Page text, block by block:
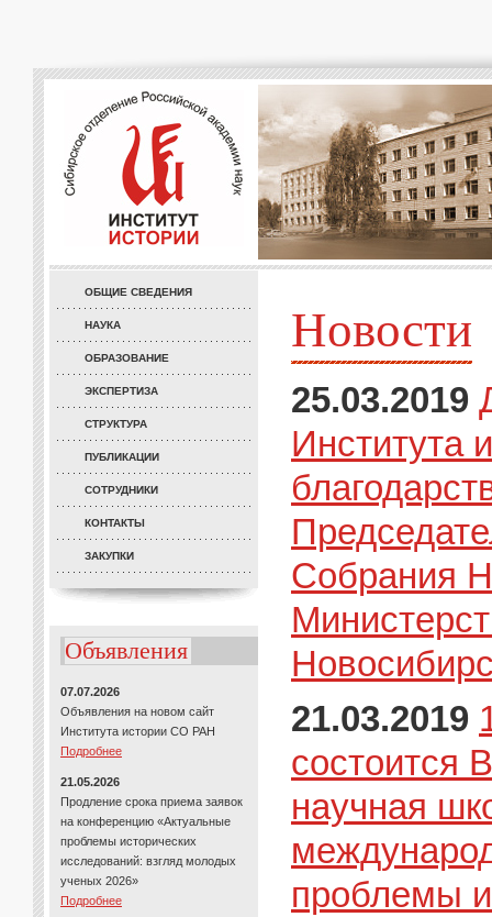
ОБЩИЕ СВЕДЕНИЯ
НАУКА
ОБРАЗОВАНИЕ
ЭКСПЕРТИЗА
СТРУКТУРА
ПУБЛИКАЦИИ
СОТРУДНИКИ
КОНТАКТЫ
ЗАКУПКИ
Объявления
07.07.2026
Объявления на новом сайт
Института истории СО РАН
Подробнее
21.05.2026
Продление срока приема заявок
на конференцию «Актуальные
проблемы исторических
исследований: взгляд молодых
ученых 2026»
Подробнее
Новости
25.03.2019
Института
Собрания
21.03.2019
состоится
научная
проблемы